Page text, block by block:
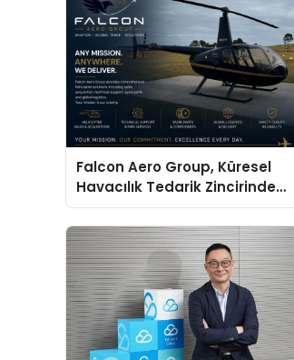
Falcon Aero Group, Küresel
Havacılık Tedarik Zincirinde
Türkiye’den Dünyaya Açılıyor